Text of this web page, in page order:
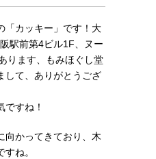
「カッキー」です！大
駅前第4ビル1F、ヌー
ります、もみほぐし堂
して、ありがとうござ
ですね！
向かってきており、木
ね。